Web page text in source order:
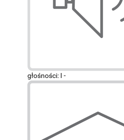
głośności: I -